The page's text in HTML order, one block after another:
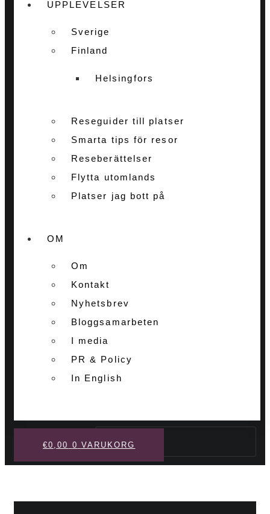
UPPLEVELSER
Sverige
Finland
Helsingfors
Reseguider till platser
Smarta tips för resor
Reseberättelser
Flytta utomlands
Platser jag bott på
OM
Om
Kontakt
Nyhetsbrev
Bloggsamarbeten
I media
PR & Policy
In English
Sök
€0,00 0 VARUKORG